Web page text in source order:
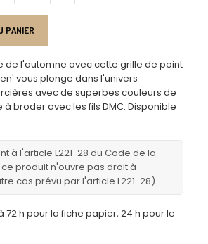
PANIER
de l'automne avec cette grille de point
vous plonge dans l'univers
avec de superbes couleurs de
à broder avec les fils DMC. Disponible
à l'article L221-28 du Code de la
produit n'ouvre pas droit à
cas prévu par l'article L221-28)
72 h pour la fiche papier, 24 h pour le